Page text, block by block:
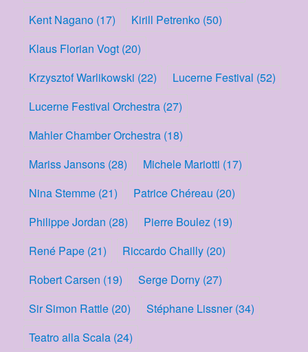
Kent Nagano (17) Kirill Petrenko (50)
Klaus Florian Vogt (20)
Krzysztof Warlikowski (22) Lucerne Festival (52)
Lucerne Festival Orchestra (27)
Mahler Chamber Orchestra (18)
Mariss Jansons (28) Michele Mariotti (17)
Nina Stemme (21) Patrice Chéreau (20)
Philippe Jordan (28) Pierre Boulez (19)
René Pape (21) Riccardo Chailly (20)
Robert Carsen (19) Serge Dorny (27)
Sir Simon Rattle (20) Stéphane Lissner(34)
Teatro alla Scala (24)